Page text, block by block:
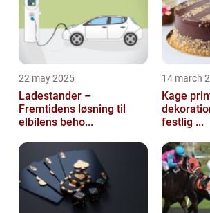
22 may 2025
Ladestander –
Fremtidens løsning til
elbilens beho...
14 march
Kage
festlig ...